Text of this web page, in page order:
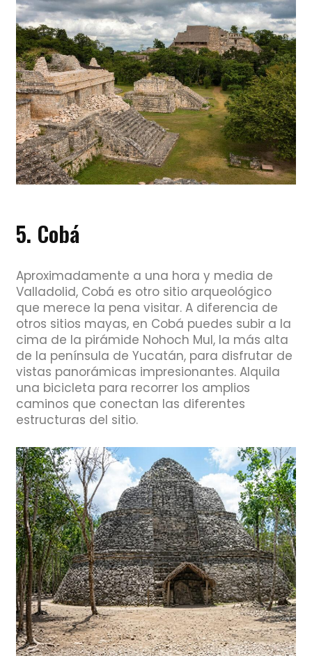
5. Cobá
Aproximadamente a una hora y media de
Valladolid, Cobá es otro sitio arqueológico
que merece la pena visitar. A diferencia de
otros sitios mayas, en Cobá puedes subir a la
cima de la pirámide Nohoch Mul, la más alta
de la península de Yucatán, para disfrutar de
vistas panorámicas impresionantes. Alquila
una bicicleta para recorrer los amplios
caminos que conectan las diferentes
estructuras del sitio.